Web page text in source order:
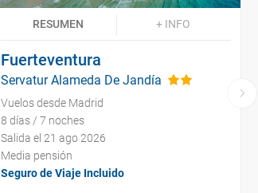
RESUMEN + INFO
Fuerteventura
Servatur Alameda De Jandía
Vuelos desde Madrid
8 días / 7 noches
Salida el 21 ago 2026
Media pensión
Seguro de Viaje Incluido